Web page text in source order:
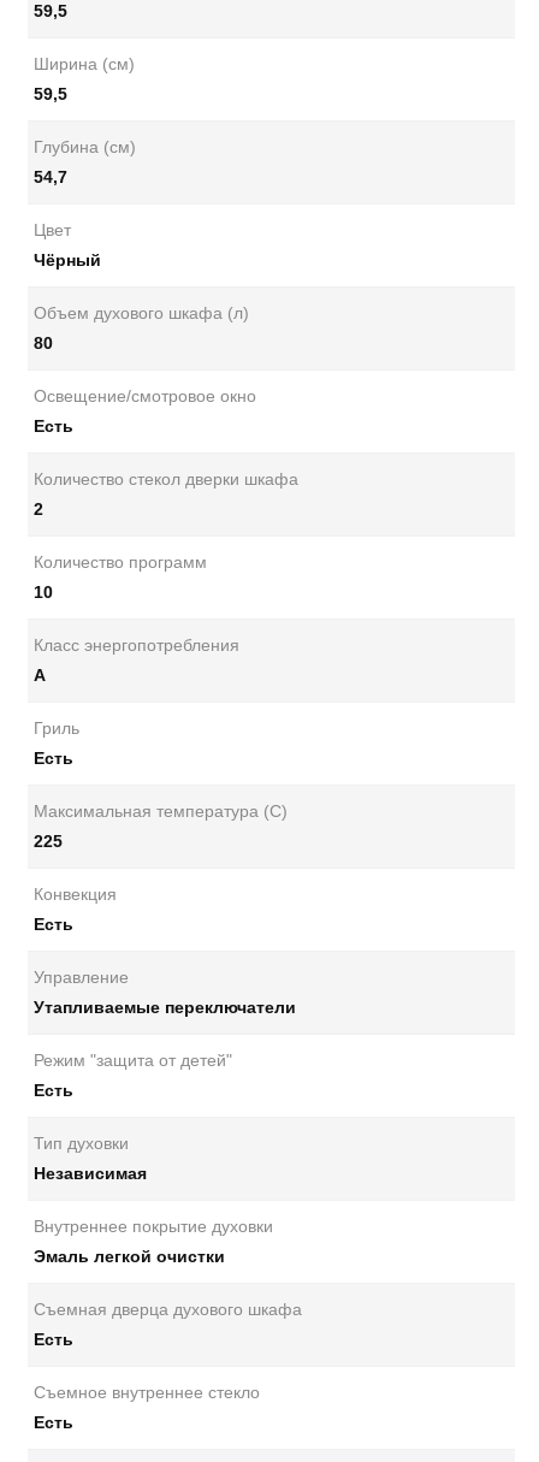
59,5
Ширина (см)
59,5
Глубина (см)
54,7
Цвет
Чёрный
Объем духового шкафа (л)
80
Освещение/смотровое окно
Есть
Количество стекол дверки шкафа
2
Количество программ
10
Класс энергопотребления
A
Гриль
Есть
Максимальная температура (С)
225
Конвекция
Есть
Управление
Утапливаемые переключатели
Режим "защита от детей"
Есть
Тип духовки
Независимая
Внутреннее покрытие духовки
Эмаль легкой очистки
Съемная дверца духового шкафа
Есть
Съемное внутреннее стекло
Есть